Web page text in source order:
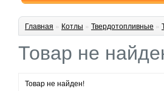
Главная » Котлы » Твердотопливные »
Товар не
Товар не найден!